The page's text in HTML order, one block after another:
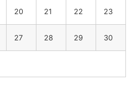
20 21 22 23
27 28 29 30